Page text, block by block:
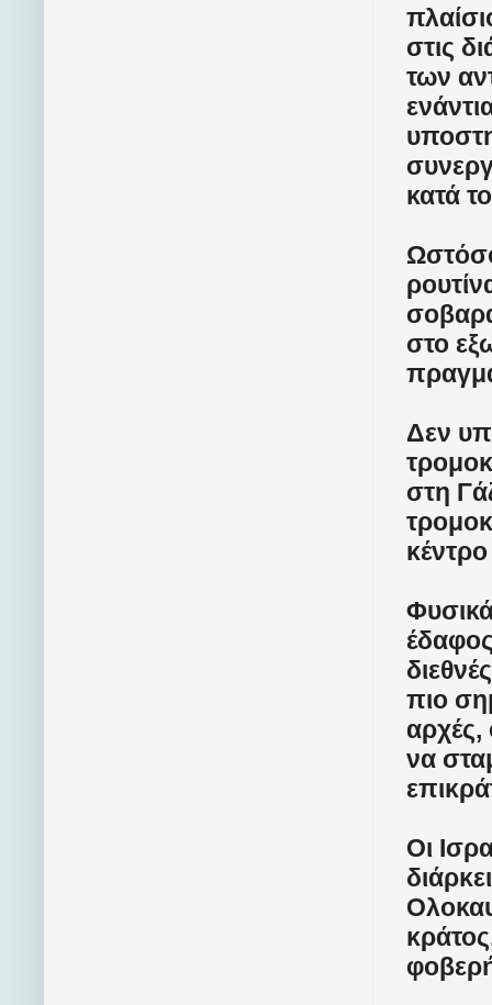
στις
των
κατά
στο
Δεν
στη
πιο
αρχές,
να
Οι